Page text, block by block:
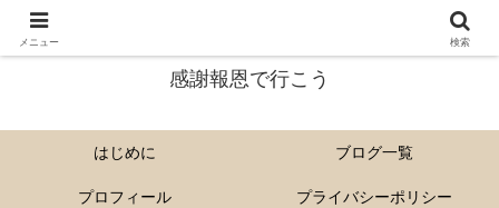
感謝報恩で行こう
はじめに ブログ一覧
プロフィール プライバシーポリシー
メニュー 検索